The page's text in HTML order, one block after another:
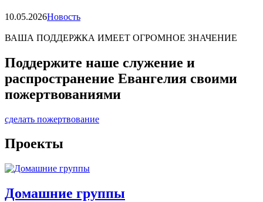
10.05.2026Категории
Новость
ВАША ПОДДЕРЖКА ИМЕЕТ ОГРОМНОЕ ЗНАЧЕНИЕ
Поддержите наше служение и
распространение Евангелия своими
пожертвованиями
сделать пожертвование
Проекты
Домашние группы